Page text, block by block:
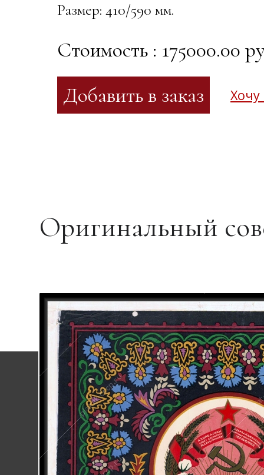
Размер: 410/590 мм.
Стоимость : 175000.00
Хочу
Оригинальный